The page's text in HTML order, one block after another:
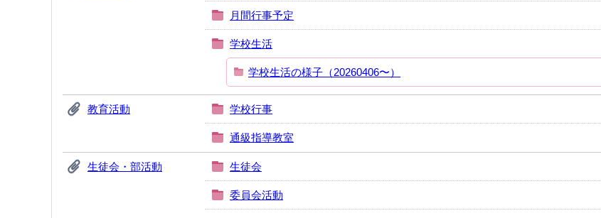
月間行事予定
学校生活
学校生活の様子（20260406〜）
教育活動 学校行事
通級指導教室
生徒会・部活動 生徒会
委員会活動